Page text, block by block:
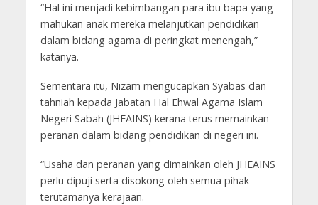
“Hal ini menjadi kebimbangan para ibu bapa yang
mahukan anak mereka melanjutkan pendidikan
dalam bidang agama di peringkat menengah,”
katanya.
Sementara itu, Nizam mengucapkan Syabas dan
tahniah kepada Jabatan Hal Ehwal Agama Islam
Negeri Sabah (JHEAINS) kerana terus memainkan
peranan dalam bidang pendidikan di negeri ini.
“Usaha dan peranan yang dimainkan oleh JHEAINS
perlu dipuji serta disokong oleh semua pihak
terutamanya kerajaan.